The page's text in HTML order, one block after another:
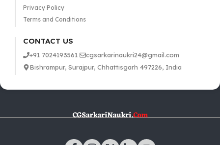
Privacy Policy
Terms and Conditions
CONTACT US
+91 7024193561
cgsarkarinaukri24@gmail.com
Bishrampur, Surajpur, Chhattisgarh 497226, India